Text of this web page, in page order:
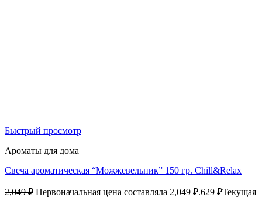
Быстрый просмотр
Ароматы для дома
Свеча ароматическая “Можжевельник” 150 гр. Chill&Relax
2,049₽ Первоначальная цена составляла 2,049 ₽.629 ₽Текущая